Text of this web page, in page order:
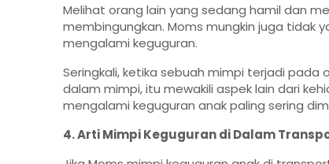
Melihat orang lain yang sedang hamil dan
membingungkan. Moms mungkin juga tidak
mengalami keguguran.
Seringkali, ketika sebuah mimpi terjadi
dalam mimpi, itu mewakili aspek lain dari
mengalami keguguran anak paling sering
4. Arti Mimpi Keguguran di Dalam